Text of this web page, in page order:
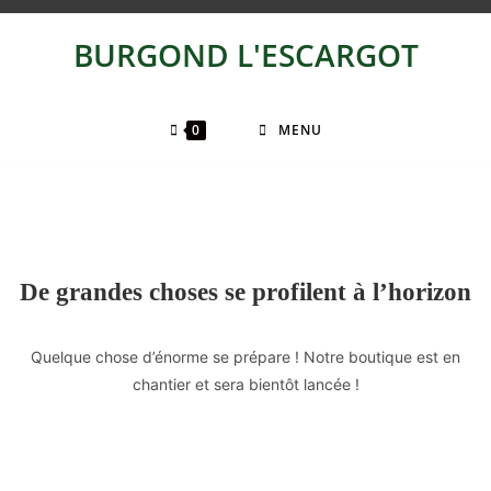
BURGOND L'ESCARGOT
0 MENU
De grandes choses se profilent à l’horizon
Quelque chose d’énorme se prépare ! Notre boutique est en
chantier et sera bientôt lancée !